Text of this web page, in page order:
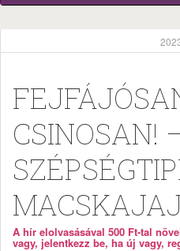
CSINOSAN!
A hír elolvasásával 500 Ft-tal
vagy, jelentkezz be, ha új vagy,